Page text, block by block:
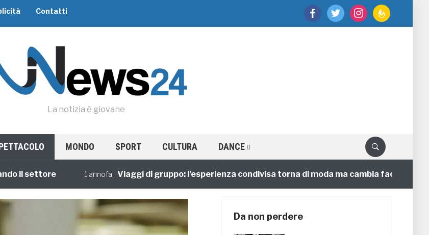
facebooktwitter instagramfeedburner
Contatti
La notizia è giovane
MONDO SPORT CULTURA DANCE
settore 1 annofa Viaggi di gruppo: l’esperienza condivisa torna di moda ma cambia faccia
Da non perdere